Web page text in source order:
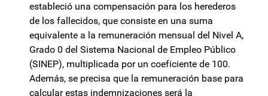
estableció una compensación para los herederos
de los fallecidos, que consiste en una suma
equivalente a la remuneración mensual del Nivel A,
Grado 0 del Sistema Nacional de Empleo Público
(SINEP), multiplicada por un coeficiente de 100.
Además, se precisa que la remuneración base para
calcular estas indemnizaciones será la